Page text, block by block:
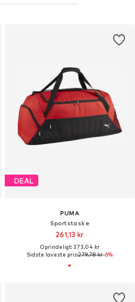
DEAL
PUMA
Sportstaske
261,13 kr
Oprindeligt: 373,04 kr
Sidste laveste pris:279,78 kr-6%